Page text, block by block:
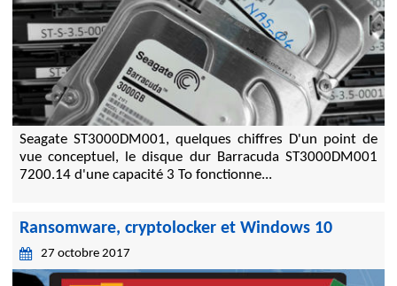
Seagate ST3000DM001, quelques chiffres D'un point de
vue conceptuel, le disque dur Barracuda ST3000DM001
7200.14 d'une capacité 3 To fonctionne...
Ransomware, cryptolocker et Windows 10
27 octobre 2017